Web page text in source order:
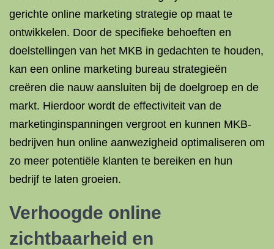
gerichte online marketing strategie op maat te
ontwikkelen. Door de specifieke behoeften en
doelstellingen van het MKB in gedachten te houden,
kan een online marketing bureau strategieën
creëren die nauw aansluiten bij de doelgroep en de
markt. Hierdoor wordt de effectiviteit van de
marketinginspanningen vergroot en kunnen MKB-
bedrijven hun online aanwezigheid optimaliseren om
zo meer potentiële klanten te bereiken en hun
bedrijf te laten groeien.
Verhoogde online
zichtbaarheid en